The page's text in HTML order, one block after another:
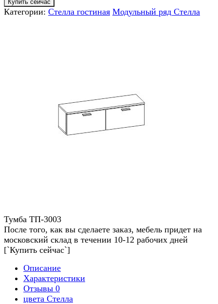
Купить сейчас
Категории: Стелла гостиная Модульный ряд Стелла
Тумба ТП-3003
После того, как вы сделаете заказ, мебель придет на
московский склад в течении 10-12 рабочих дней
[`Купить сейчас`]
Описание
Характеристики
Отзывы 0
цвета Стелла